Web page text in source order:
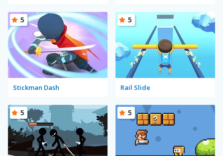
Stickman Dash
5
Rail Slide
5
5 5